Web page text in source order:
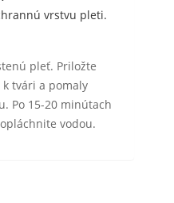
vrstvu pleti.
pleť. Priložte
tvári a pomaly
Po 15-20 minútach
vodou.